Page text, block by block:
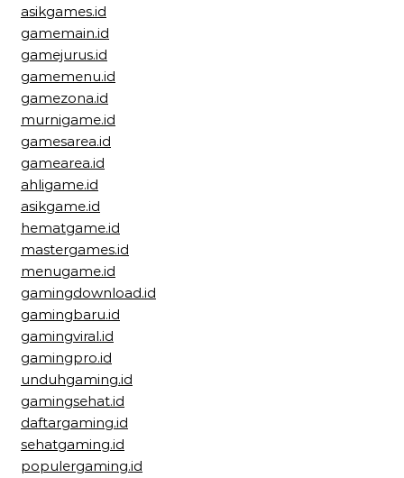
asikgames.id
gamemain.id
gamejurus.id
gamemenu.id
gamezona.id
murnigame.id
gamesarea.id
gamearea.id
ahligame.id
asikgame.id
hematgame.id
mastergames.id
menugame.id
gamingdownload.id
gamingbaru.id
gamingviral.id
gamingpro.id
unduhgaming.id
gamingsehat.id
daftargaming.id
sehatgaming.id
populergaming.id